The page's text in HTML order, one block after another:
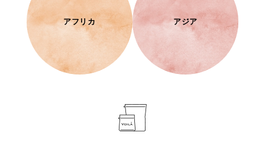
アフリカ アジア